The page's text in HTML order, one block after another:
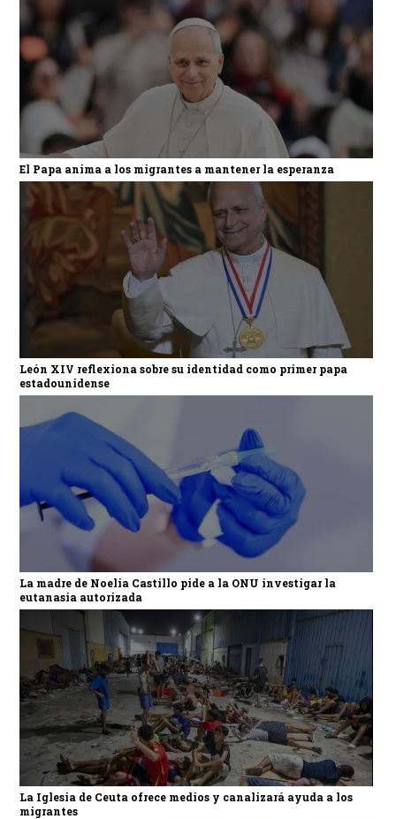
El Papa anima a los migrantes a mantener la esperanza
León XIV reflexiona sobre su identidad como primer papa
estadounidense
La madre de Noelia Castillo pide a la ONU investigar la
eutanasia autorizada
La Iglesia de Ceuta ofrece medios y canalizará ayuda a los
migrantes